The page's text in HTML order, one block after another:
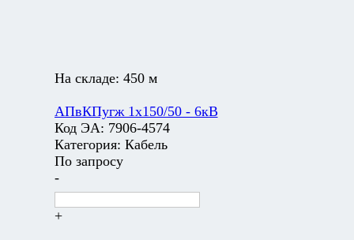
На складе: 450 м
АПвКПугж 1х150/50 - 6кВ
Код ЭА: 7906-4574
Категория: Кабель
По запросу
-
+